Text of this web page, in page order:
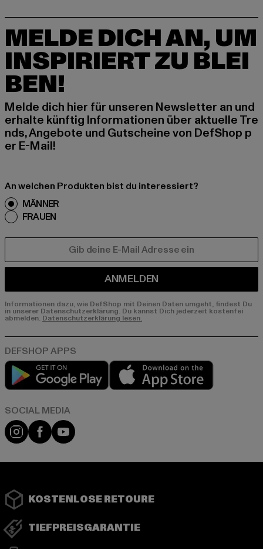
MELDE DICH AN, UM
INSPIRIERT ZU BLEI
BEN!
Melde dich hier für unseren Newsletter an und
erhalte künftig Informationen über aktuelle Tre
nds, Angebote und Gutscheine von DefShop p
er E-Mail!
An welchen Produkten bist du interessiert?
MÄNNER
FRAUEN
ANMELDEN
Informationen dazu, wie DefShop mit Deinen Daten umgeht, findest Du
in unserer Datenschutzerklärung. Du kannst Dich jederzeit kostenfei
abmelden. Datenschutzerklärung lesen.
Play market
Instagram
FacebookYouTube
KOSTENLOSE RETOURE
TIEFPREISGARANTIE